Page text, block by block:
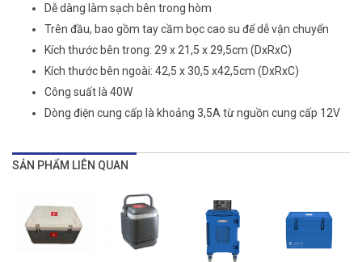
Dễ dàng làm sạch bên trong hòm
Trên đầu, bao gồm tay cầm bọc cao su để dễ vận chuyển
Kích thước bên trong: 29 x 21,5 x 29,5cm (DxRxC)
Kích thước bên ngoài: 42,5 x 30,5 x42,5cm (DxRxC)
Công suất là 40W
Dòng điện cung cấp là khoảng 3,5A từ nguồn cung cấp 12V
SẢN PHẨM LIÊN QUAN